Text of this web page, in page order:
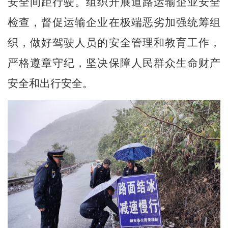
检查，督促运输企业在极端恶劣加强统筹组
织，做好驾驶人员的安全管理和教育工作，
严格遵章守纪，坚决保障人民群众生命财产
安全和出行安全。